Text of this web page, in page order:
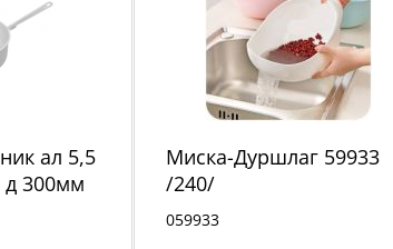
ал 5,5
300мм
Миска-Дуршлаг 59933
/240/
059933